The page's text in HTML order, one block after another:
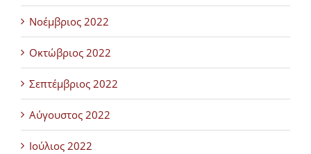
Νοέμβριος 2022
Οκτώβριος 2022
Σεπτέμβριος 2022
Αύγουστος 2022
Ιούλιος 2022